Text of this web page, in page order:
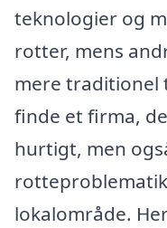
teknologier og
rotter, mens
mere traditionel
finde et firma,
hurtigt, men
lokalområde.